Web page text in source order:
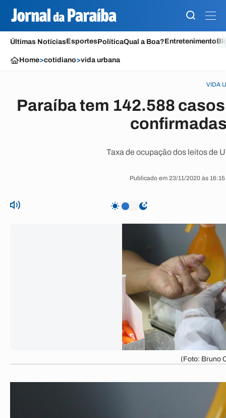
Últimas NotíciasEsportesPolíticaQual a Boa?Entretenimento
Home>cotidiano>vida urbana
VIDA
Paraíba tem 142.588
Taxa de ocupação dos leitos de
Publicado em 23/11/2020 às
(Foto: Bruno